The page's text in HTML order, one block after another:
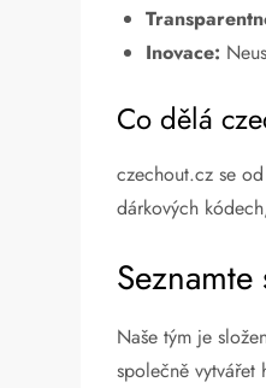
Inovace:
Co dělá
czechout.cz se
dárkových
Naše tým je
společně vytvářet